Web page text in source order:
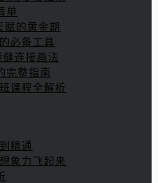
单
的黄金期
必备工具
缝连接画法
完整指南
课程全解析
精通
象力飞起来